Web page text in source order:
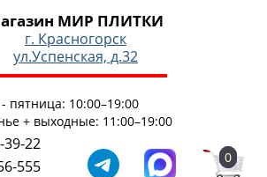
МИР ПЛИТКИ
г. Красногорск
ул.Успенская, д.32
пятница: 10:00–19:00
+ выходные: 11:00–19:00
39-22
555
0